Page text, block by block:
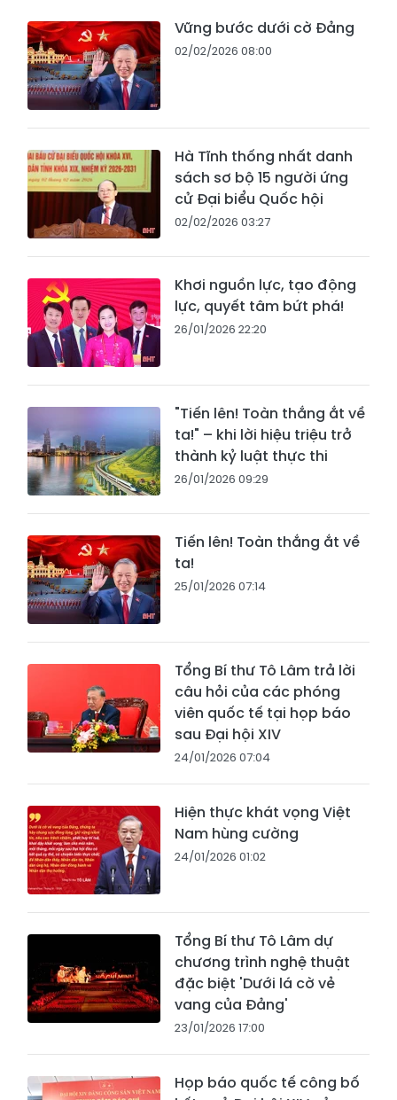
Vững bước dưới cờ Đảng
02/02/2026 08:00
Hà Tĩnh thống nhất danh
sách sơ bộ 15 người ứng
cử Đại biểu Quốc hội
02/02/2026 03:27
Khơi nguồn lực, tạo động
lực, quyết tâm bứt phá!
26/01/2026 22:20
"Tiến lên! Toàn thắng ắt về
ta!" – khi lời hiệu triệu trở
thành kỷ luật thực thi
26/01/2026 09:29
Tiến lên! Toàn thắng ắt về
ta!
25/01/2026 07:14
Tổng Bí thư Tô Lâm trả lời
câu hỏi của các phóng
viên quốc tế tại họp báo
sau Đại hội XIV
24/01/2026 07:04
Hiện thực khát vọng Việt
Nam hùng cường
24/01/2026 01:02
Tổng Bí thư Tô Lâm dự
chương trình nghệ thuật
đặc biệt 'Dưới lá cờ vẻ
vang của Đảng'
23/01/2026 17:00
Họp báo quốc tế công bố